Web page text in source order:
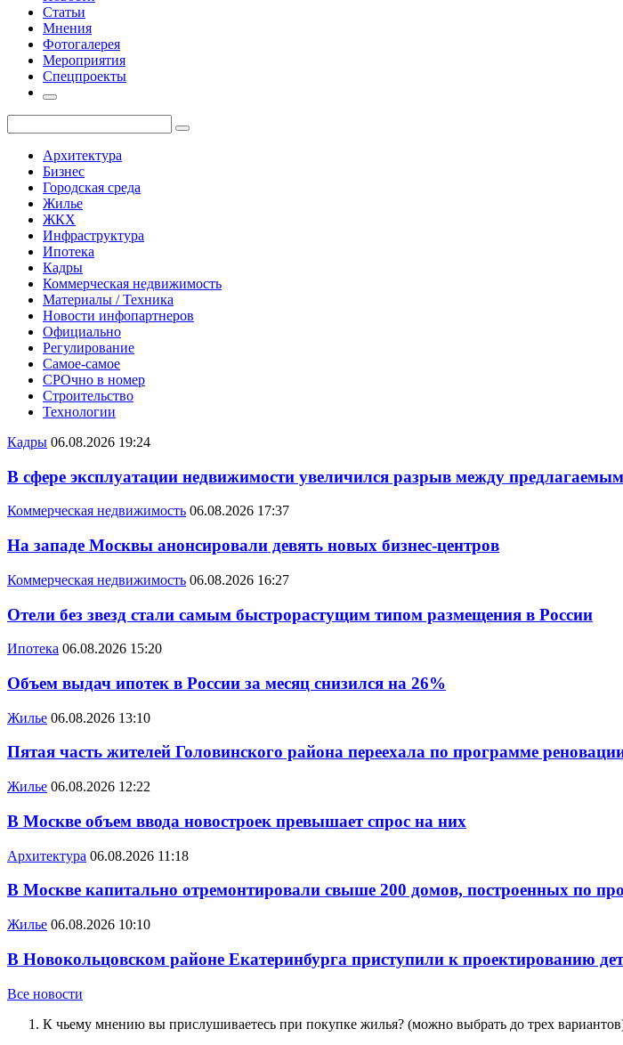
Статьи
Мнения
Фотогалерея
Мероприятия
Спецпроекты
Архитектура
Бизнес
Городская среда
Жилье
ЖКХ
Инфраструктура
Ипотека
Кадры
Коммерческая недвижимость
Материалы / Техника
Новости инфопартнеров
Официально
Регулирование
Самое-самое
СРОчно в номер
Строительство
Технологии
Кадры 06.08.2026 19:24
В сфере эксплуатации недвижимости увеличился разрыв между
Коммерческая недвижимость 06.08.2026 17:37
На западе Москвы анонсировали девять новых бизнес-центров
Коммерческая недвижимость 06.08.2026 16:27
Отели без звезд стали самым быстрорастущим типом размещения в России
Ипотека 06.08.2026 15:20
Объем выдач ипотек в России за месяц снизился на 26%
Жилье 06.08.2026 13:10
Пятая часть жителей Головинского района переехала по программе
Жилье 06.08.2026 12:22
В Москве объем ввода новостроек превышает спрос на них
Архитектура 06.08.2026 11:18
В Москве капитально отремонтировали свыше 200 домов, построенных по
Жилье 06.08.2026 10:10
В Новокольцовском районе Екатеринбурга приступили к проектированию
Все новости
К чьему мнению вы прислушиваетесь при покупке жилья? (можно выбрать до трех